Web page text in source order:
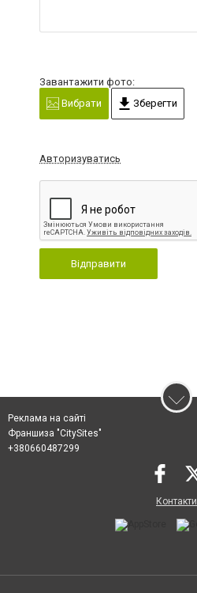
Завантажити фото:
Вибрати
Зберегти
Авторизуватись
Відправити
Реклама на сайті
Франшиза "CitySites"
+380660487299
Контакти